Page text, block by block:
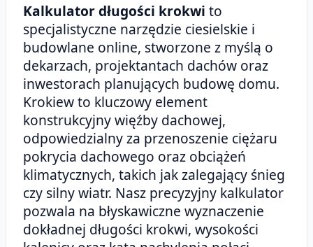
Kalkulator długości krokwi to
specjalistyczne narzędzie ciesielskie i
budowlane online, stworzone z myślą o
dekarzach, projektantach dachów oraz
inwestorach planujących budowę domu.
Krokiew to kluczowy element
konstrukcyjny więźby dachowej,
odpowiedzialny za przenoszenie ciężaru
pokrycia dachowego oraz obciążeń
klimatycznych, takich jak zalegający śnieg
czy silny wiatr. Nasz precyzyjny kalkulator
pozwala na błyskawiczne wyznaczenie
dokładnej długości krokwi, wysokości